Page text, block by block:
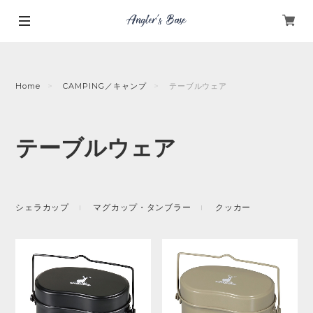
Home CAMPING／キャンプ テーブルウェア
テーブルウェア
シェラカップ マグカップ・タンブラー クッカー